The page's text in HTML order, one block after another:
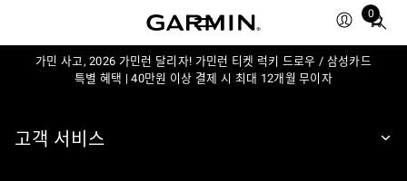
0
Total
in
가민 사고, 2026 가민런 달리자! 가민런 티켓 럭키 드로우 / 삼성카드
특별 혜택 | 40만원 이상 결제 시 최대 12개월 무이자
고객 서비스